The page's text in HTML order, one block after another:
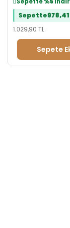
Sepette978,41
1.029,90 TL
Sepete